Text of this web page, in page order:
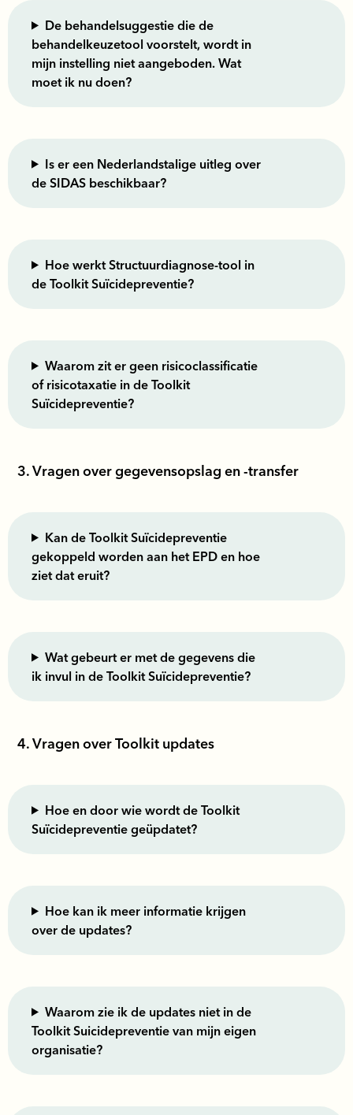
De behandelsuggestie die de
behandelkeuzetool voorstelt, wordt in
mijn instelling niet aangeboden. Wat
moet ik nu doen?
Is er een Nederlandstalige uitleg over
de SIDAS beschikbaar?
Hoe werkt Structuurdiagnose-tool in
de Toolkit Suïcidepreventie?
Waarom zit er geen risicoclassificatie
of risicotaxatie in de Toolkit
Suïcidepreventie?
3. Vragen over gegevensopslag en -transfer
Kan de Toolkit Suïcidepreventie
gekoppeld worden aan het EPD en hoe
ziet dat eruit?
Wat gebeurt er met de gegevens die
ik invul in de Toolkit Suïcidepreventie?
4. Vragen over Toolkit updates
Hoe en door wie wordt de Toolkit
Suïcidepreventie geüpdatet?
Hoe kan ik meer informatie krijgen
over de updates?
Waarom zie ik de updates niet in de
Toolkit Suicidepreventie van mijn eigen
organisatie?